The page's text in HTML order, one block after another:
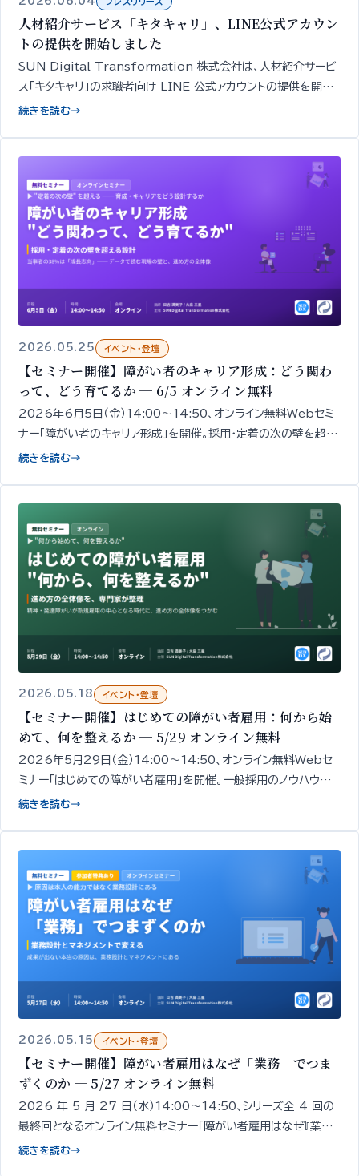
人材紹介サービス「キタキャリ」、LINE公式アカウン
トの提供を開始しました
SUN Digital Transformation 株式会社は、人材紹介サービ
ス「キタキャリ」の求職者向け LINE 公式アカウントの提供を開始
しました。簡易診断・相談・面談や求人紹介の申し込みを、スマート
続きを読む→
2026.05.25 イベント・登壇
【セミナー開催】障がい者のキャリア形成：どう関わ
って、どう育てるか ─ 6/5 オンライン無料
2026年6月5日（金）14:00〜14:50、オンライン無料Webセミ
ナー「障がい者のキャリア形成」を開催。採用・定着の次の壁を超え
るための「現場での関わり方・育成・成長支援」の設計の出発点を、
続きを読む→
2026.05.18 イベント・登壇
【セミナー開催】はじめての障がい者雇用：何から始
めて、何を整えるか ─ 5/29 オンライン無料
2026年5月29日（金）14:00〜14:50、オンライン無料Webセ
ミナー「はじめての障がい者雇用」を開催。一般採用のノウハウだ
けでは進まない領域だからこそ、進め方の全体像と「最初の一手」
続きを読む→
2026.05.15 イベント・登壇
【セミナー開催】障がい者雇用はなぜ「業務」でつま
ずくのか ─ 5/27 オンライン無料
2026 年 5 月 27 日（水）14:00〜14:50、シリーズ全 4 回の
最終回となるオンライン無料セミナー「障がい者雇用はなぜ『業務』
でつまずくのか」を開催します。採用・定着の次にくる「業務での戦
続きを読む→